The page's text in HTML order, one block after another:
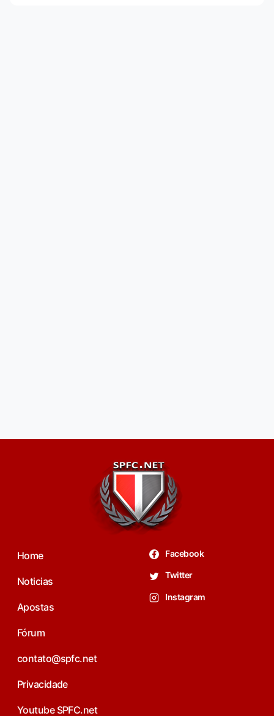
Home
Noticias
Apostas
Fórum
contato@spfc.net
Privacidade
Youtube SPFC.net
Facebook
Twitter
Instagram